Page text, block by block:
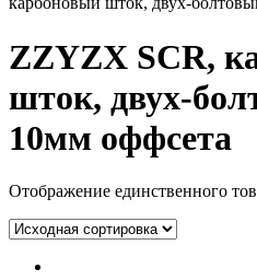
ZZYZX SCR,
шток, двух-
10мм оффсета
Отображение единственного